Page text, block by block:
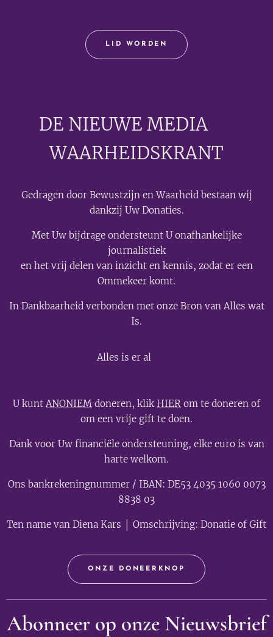
LID WORDEN
DE NIEUWE MEDIA🟣
WAARHEIDSKRANT
Gedragen door Bewustzijn en Waarheid bestaan wij
dankzij Uw Donaties.
Met Uw bijdrage ondersteunt U onafhankelijke
journalistiek
en het vrij delen van inzicht en kennis, zodat er een
Ommekeer komt.
In Dankbaarheid verbonden met onze Bron van Alles wat
Is.
Alles is er al
U kuntANONIEM doneren, klikHIER om te doneren of
om een vrije gift te doen.
Dank voor Uw financiële ondersteuning, elke euro is van
harte welkom.
Ons bankrekeningnummer / IBAN: DE53 4035 1060 0073
8838 03
Ten name van Diena Kars │ Omschrijving: Donatie of Gift
ONZE DONEERKNOP
Abonneer op onze Nieuwsbrief